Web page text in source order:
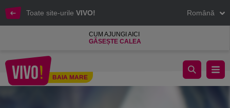
Toate site-urile VIVO! Română
CUM AJUNGI AICI
GĂSEȘTE CALEA
BAIA MARE
Shopping for love la VIVO!